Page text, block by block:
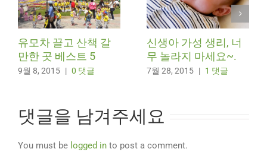
유모차 끌고 산책 갈
만한 곳 베스트 5
9월 8, 2015 | 0 댓글
신생아 가성 생리, 너
무 놀라지 마세요~.
7월 28, 2015 | 1 댓글
댓글을 남겨주세요
You must be logged in to post a comment.